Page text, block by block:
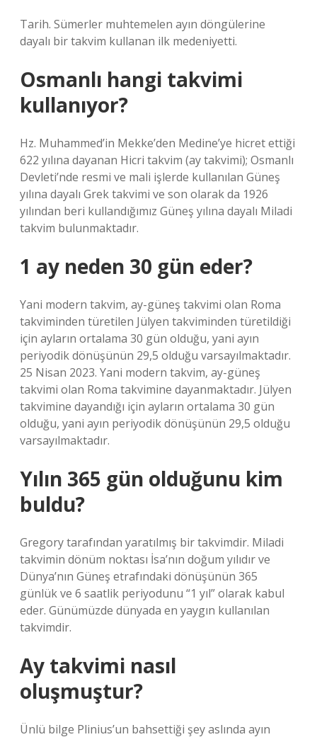
Tarih. Sümerler muhtemelen ayın döngülerine
dayalı bir takvim kullanan ilk medeniyetti.
Osmanlı hangi takvimi
kullanıyor?
Hz. Muhammed’in Mekke’den Medine’ye hicret ettiği
622 yılına dayanan Hicri takvim (ay takvimi); Osmanlı
Devleti’nde resmi ve mali işlerde kullanılan Güneş
yılına dayalı Grek takvimi ve son olarak da 1926
yılından beri kullandığımız Güneş yılına dayalı Miladi
takvim bulunmaktadır.
1 ay neden 30 gün eder?
Yani modern takvim, ay-güneş takvimi olan Roma
takviminden türetilen Jülyen takviminden türetildiği
için ayların ortalama 30 gün olduğu, yani ayın
periyodik dönüşünün 29,5 olduğu varsayılmaktadır.
25 Nisan 2023. Yani modern takvim, ay-güneş
takvimi olan Roma takvimine dayanmaktadır. Jülyen
takvimine dayandığı için ayların ortalama 30 gün
olduğu, yani ayın periyodik dönüşünün 29,5 olduğu
varsayılmaktadır.
Yılın 365 gün olduğunu kim
buldu?
Gregory tarafından yaratılmış bir takvimdir. Miladi
takvimin dönüm noktası İsa’nın doğum yılıdır ve
Dünya’nın Güneş etrafındaki dönüşünün 365
günlük ve 6 saatlik periyodunu “1 yıl” olarak kabul
eder. Günümüzde dünyada en yaygın kullanılan
takvimdir.
Ay takvimi nasıl
oluşmuştur?
Ünlü bilge Plinius’un bahsettiği şey aslında ayın